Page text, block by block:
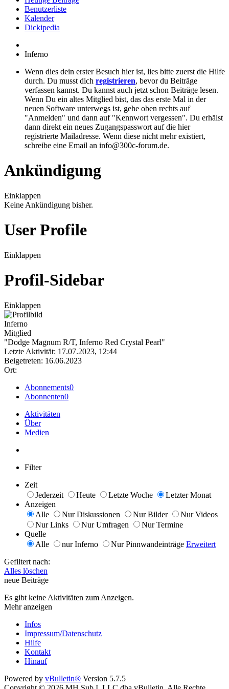
Benutzerliste
Kalender
Dickipedia
Inferno
Wenn dies dein erster Besuch hier ist, lies bitte zuerst die Hilfe
durch. Du musst dich registrieren, bevor du Beiträge
verfassen kannst. Du kannst auch jetzt schon Beiträge lesen.
Wenn Du ein altes Mitglied bist, das das erste Mal in der
neuen Software unterwegs ist, gehe oben rechts auf
"Anmelden" und dann auf "Kennwort vergessen". Du erhälst
dann direkt ein neues Zugangspasswort auf die hier
registrierte Mailadresse. Wenn diese nicht mehr existiert,
schreibe eine Email an info@300c-forum.de.
Ankündigung
Einklappen
Keine Ankündigung bisher.
User Profile
Einklappen
Profil-Sidebar
Einklappen
Inferno
Mitglied
"Dodge Magnum R/T, Inferno Red Crystal Pearl"
Letzte Aktivität: 17.07.2023, 12:44
Beigetreten: 16.06.2023
Ort:
Abonnements0
Abonnenten0
Aktivitäten
Über
Medien
Filter
Zeit
Jederzeit
Heute Letzte Woche
Letzter Monat
Anzeigen
Alle
Nur Diskussionen Nur Bilder
Nur Videos
Nur Links
Nur Umfragen
Nur Termine
Quelle
Alle
nur Inferno Nur Pinnwandeinträge Erweitert
Gefiltert nach:
Alles löschen
neue Beiträge
Es gibt keine Aktivitäten zum Anzeigen.
Mehr anzeigen
Infos
Impressum/Datenschutz
Hilfe
Kontakt
Hinauf
Powered by vBulletin® Version 5.7.5